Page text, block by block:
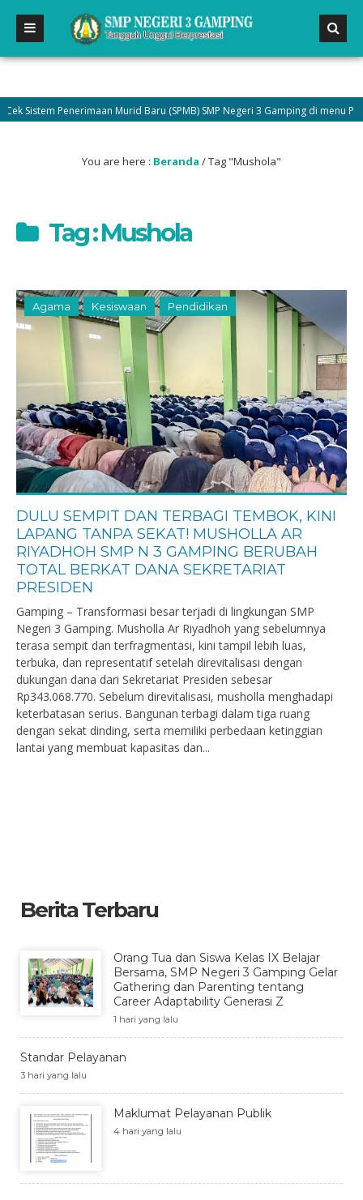
Penerimaan Murid Baru (SPMB) SMP Negeri 3 Gamping di menu
You are here : Beranda /Tag "Mushola"
Tag : Mushola
Agama Kesiswaan Pendidikan
DULU SEMPIT DAN TERBAGI TEMBOK, KINI
LAPANG TANPA SEKAT! MUSHOLLA AR
RIYADHOH SMP N 3 GAMPING BERUBAH
TOTAL BERKAT DANA SEKRETARIAT
PRESIDEN
Gamping – Transformasi besar terjadi di lingkungan SMP
Negeri 3 Gamping. Musholla Ar Riyadhoh yang sebelumnya
terasa sempit dan terfragmentasi, kini tampil lebih luas,
terbuka, dan representatif setelah direvitalisasi dengan
dukungan dana dari Sekretariat Presiden sebesar
Rp343.068.770. Sebelum direvitalisasi, musholla menghadapi
keterbatasan serius. Bangunan terbagi dalam tiga ruang
dengan sekat dinding, serta memiliki perbedaan ketinggian
lantai yang membuat kapasitas dan...
Berita Terbaru
Orang Tua dan Siswa Kelas IX Belajar
Bersama, SMP Negeri 3 Gamping Gelar
Gathering dan Parenting tentang
Career Adaptability Generasi Z
1 hari yang lalu
Standar Pelayanan
3 hari yang lalu
Maklumat Pelayanan Publik
4 hari yang lalu